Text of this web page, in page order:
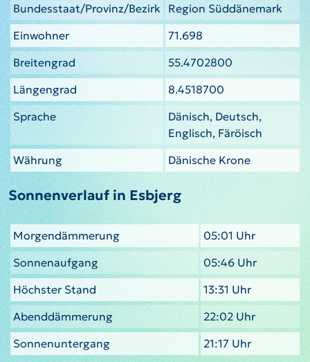
Bundesstaat/Provinz/Bezirk
Region Süddänemark
Einwohner
71.698
Breitengrad
55.4702800
Längengrad
8.4518700
Sprache
Dänisch, Deutsch,
Englisch, Färöisch
Währung
Dänische Krone
Sonnenverlauf in Esbjerg
Morgendämmerung
05:01 Uhr
Sonnenaufgang
05:46 Uhr
Höchster Stand
13:31 Uhr
Abenddämmerung
22:02 Uhr
Sonnenuntergang
21:17 Uhr